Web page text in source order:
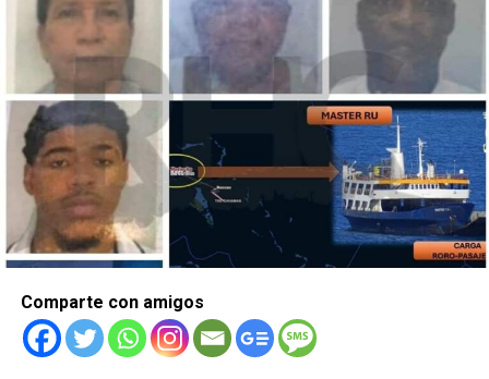
Comparte con amigos